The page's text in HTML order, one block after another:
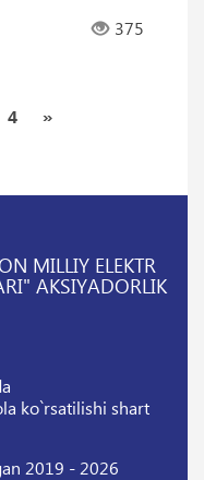
375
4 »
MILLIY ELEKTR
AKSIYADORLIK
ko`rsatilishi shart
2019 - 2026